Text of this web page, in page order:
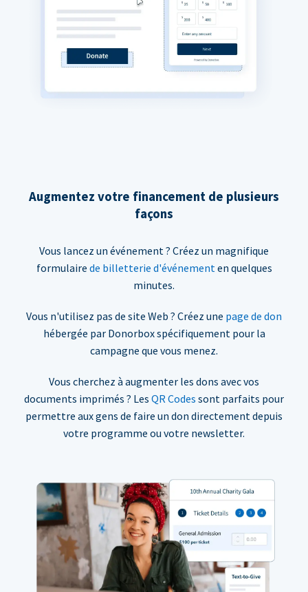
Augmentez votre financement de plusieurs
façons
Vous lancez un événement ? Créez un magnifique
formulaire de billetterie d'événementen quelques
minutes.
Vous n'utilisez pas de site Web ? Créez une page de don
hébergée par Donorbox spécifiquement pour la
campagne que vous menez.
Vous cherchez à augmenter les dons avec vos
documents imprimés ? Les QR Codes sont parfaits pour
permettre aux gens de faire un don directement depuis
votre programme ou votre newsletter.